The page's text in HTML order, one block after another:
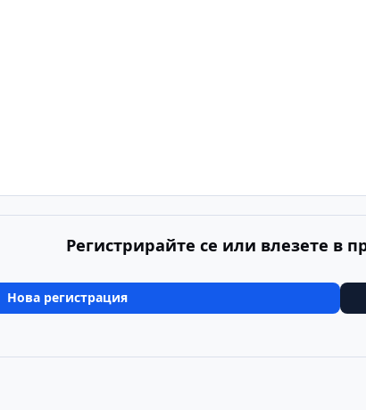
Регистрирайте се или влезете в
Нова регистрация